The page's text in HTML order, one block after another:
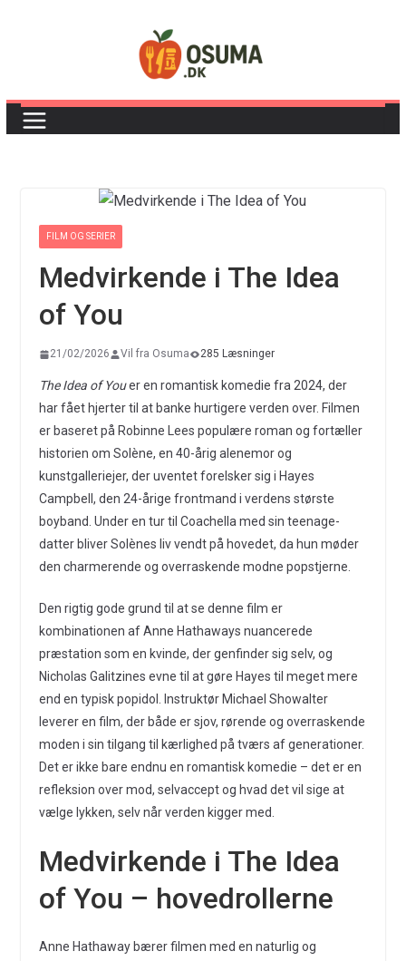
FILM OG SERIER
Medvirkende i The Idea
of You
21/02/2026 Vil fra Osuma 285 Læsninger
The Idea of Youer en romantisk komedie fra 2024, der
har fået hjerter til at banke hurtigere verden over. Filmen
er baseret på Robinne Lees populære roman og fortæller
historien om Solène, en 40-årig alenemor og
kunstgalleriejer, der uventet forelsker sig i Hayes
Campbell, den 24-årige frontmand i verdens største
boyband. Under en tur til Coachella med sin teenage-
datter bliver Solènes liv vendt på hovedet, da hun møder
den charmerende og overraskende modne popstjerne.
Den rigtig gode grund til at se denne film er
kombinationen af Anne Hathaways nuancerede
præstation som en kvinde, der genfinder sig selv, og
Nicholas Galitzines evne til at gøre Hayes til meget mere
end en typisk popidol. Instruktør Michael Showalter
leverer en film, der både er sjov, rørende og overraskende
moden i sin tilgang til kærlighed på tværs af generationer.
Det er ikke bare endnu en romantisk komedie – det er en
refleksion over mod, selvaccept og hvad det vil sige at
vælge lykken, selv når verden kigger med.
Medvirkende i The Idea
of You – hovedrollerne
Anne Hathaway bærer filmen med en naturlig og